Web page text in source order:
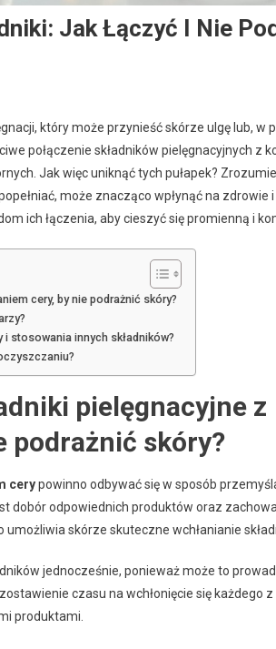
Jak Łączyć I Nie
który może przynieść skórze ulgę lub, w
połączenie składników pielęgnacyjnych z
Jak więc uniknąć tych pułapek?
może znacząco wpłynąć na zdrowie
ich łączenia, aby cieszyć się promienną i
cery, by nie podrażnić skóry?
stosowania innych składników?
pielęgnacyjne z
podrażnić skóry?
cerypowinno odbywać się w sposób
dobór odpowiednich produktów oraz
skórze skuteczne wchłanianie
jednocześnie, ponieważ może to
czasu na wchłonięcie się każdego
produktami.